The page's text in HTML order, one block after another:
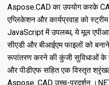
Aspose.CAD का उपयोग करके
एप्लिकेशन और कार्यप्रवाह को
JavaScript में उपलब्ध, ये मूल
सीएडी और बीआईएम फाइलों को
रूपांतरण करने की कुंजी सुविधाओं के
और पीडीएफ सहित एक विस्तृत
Aspose. CAD उच्च-प्रदर्शन